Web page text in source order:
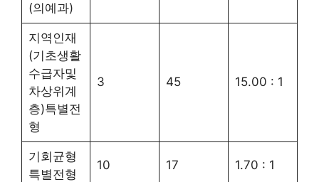
(의예과)
지역인재
(기초생활
수급자및
차상위계
층)특별전
형
3 45 15.00 : 1
기회균형
특별전형
10 17 1.70 : 1